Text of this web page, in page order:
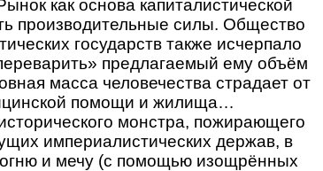
как основа капиталистической
производительные силы. Общество
государств также исчерпало
предлагаемый ему объём
масса человечества страдает от
помощи и жилища…
монстра, пожирающего
империалистических держав, в
и мечу (с помощью изощрённых